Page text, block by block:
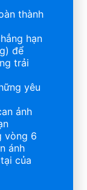
thành
hạn
để
trải
yêu
ảnh
vòng 6
ánh
của